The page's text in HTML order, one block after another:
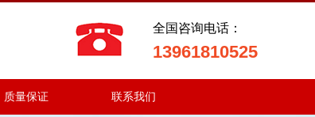
全国咨询电话：
13961810525
质量保证 联系我们